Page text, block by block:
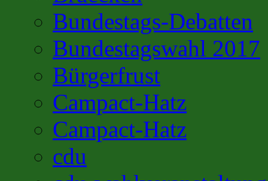
Bundestags-Debatten
Bundestagswahl 2017
Bürgerfrust
Campact-Hatz
Campact-Hatz
cdu